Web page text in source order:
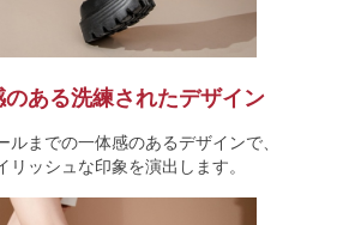
のある洗練されたデザイン
ルまでの一体感のあるデザインで、
リッシュな印象を演出します。